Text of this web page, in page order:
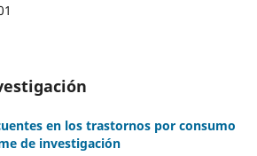
en los trastornos por consumo
de investigación